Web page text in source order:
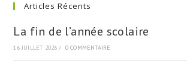
Articles Récents
La fin de l’année scolaire
16 JUILLET 2026 / 0 COMMENTAIRE